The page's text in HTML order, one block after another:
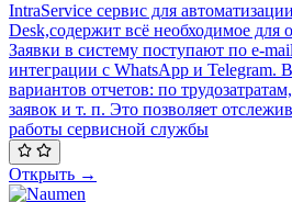
IntraService сервис для
Desk,содержит всё необходимое для
Заявки в систему поступают по e-
интеграции с WhatsApp и Telegram.
вариантов отчетов: по
заявок и т. п. Это позволяет
работы сервисной службы
Открыть →